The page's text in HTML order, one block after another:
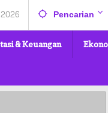
Pencarian
& Keuangan